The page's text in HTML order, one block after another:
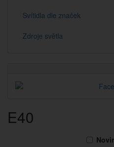
Svítidla dle značek
Zdroje světla
E40